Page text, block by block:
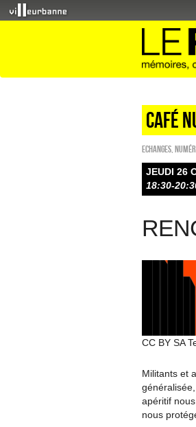
CAFÉ
ECHANGES
JEUDI 26
18:30-
CC BY SA
Militants et
apéritif
nous